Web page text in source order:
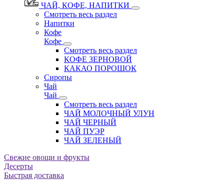
ЧАЙ, КОФЕ, НАПИТКИ
Смотреть весь раздел
Напитки
Кофе
Кофе
Смотреть весь раздел
КОФЕ ЗЕРНОВОЙ
КАКАО ПОРОШОК
Сиропы
Чай
Чай
Смотреть весь раздел
ЧАЙ МОЛОЧНЫЙ УЛУН
ЧАЙ ЧЕРНЫЙ
ЧАЙ ПУЭР
ЧАЙ ЗЕЛЕНЫЙ
Свежие овощи и фрукты
Десерты
Быстрая доставка